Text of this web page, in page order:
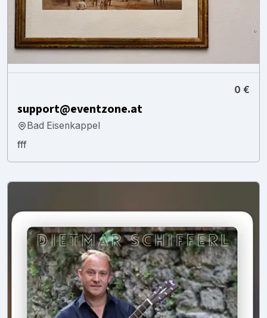
0 €
support@eventzone.at
Bad Eisenkappel
fff